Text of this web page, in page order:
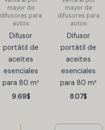
mayor de
difusores para
autos
Difusor
portátil de
aceites
esenciales
para 80 m²
9.69$
mayor de
difusores para
autos
Difusor
portátil de
aceites
esenciales
para 80 m²
8.07$